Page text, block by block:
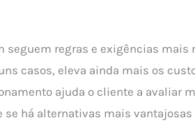
seguem regras e exigências
casos, eleva ainda mais os
ajuda o cliente a avaliar
há alternativas mais vantajosas